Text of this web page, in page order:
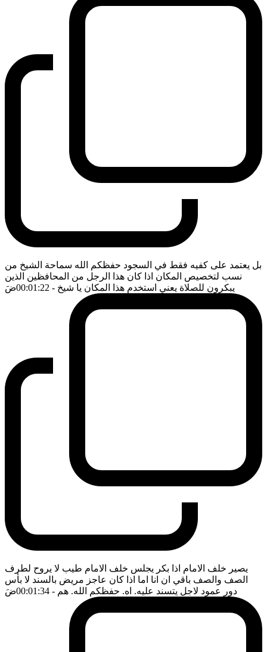
بل يعتمد على كفيه فقط في السجود حفظكم الله سماحة الشيخ من
نسب لتخصيص المكان اذا كان هذا الرجل من المحافظين الذين
يبكرون للصلاة يعني استخدم هذا المكان يا شيخ - 00:01:22 ضَ
يصير خلف الامام اذا بكر يجلس خلف الامام طيب لا يروح لطرف
الصف والصف باقي ان انا اما اذا كان عاجز مريض بالسند لا بأس
دور عمود لاجل يتسند عليه. اه. حفظكم الله. هم - 00:01:34 ضَ